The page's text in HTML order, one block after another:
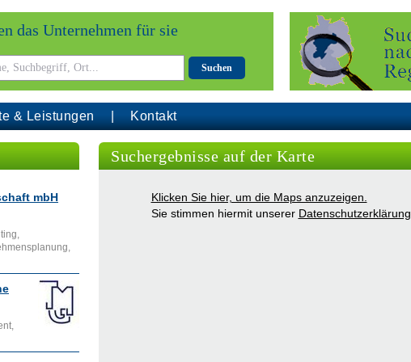
das Unternehmen für sie
Suchen
& Leistungen Kontakt
mbH
Suchergebnisse auf der Karte
Klicken Sie hier, um die Maps anzuzeigen.
Sie stimmen hiermit unserer Datenschutzerklärung